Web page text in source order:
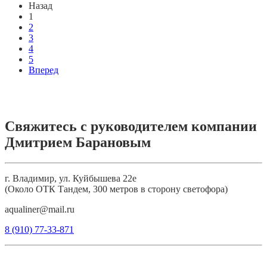
Назад
1
2
3
4
5
Вперед
Свяжитесь с руководителем компании
Дмитрием Барановым
г. Владимир, ул. Куйбышева 22е
(Около ОТК Тандем, 300 метров в сторону светофора)
aqualiner@mail.ru
8 (910) 77-33-871